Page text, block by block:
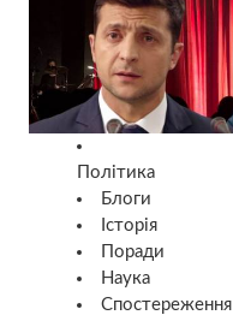
Політика
Блоги
Історія
Поради
Наука
Спостереження